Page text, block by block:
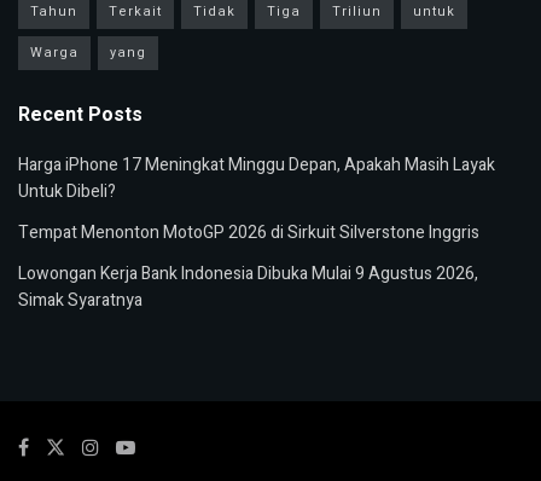
Tahun
Terkait Tidak Tiga Triliun
untuk
Warga
yang
Recent Posts
Harga iPhone 17 Meningkat Minggu Depan, Apakah Masih Layak
Untuk Dibeli?
Tempat Menonton MotoGP 2026 di Sirkuit Silverstone Inggris
Lowongan Kerja Bank Indonesia Dibuka Mulai 9 Agustus 2026,
Simak Syaratnya